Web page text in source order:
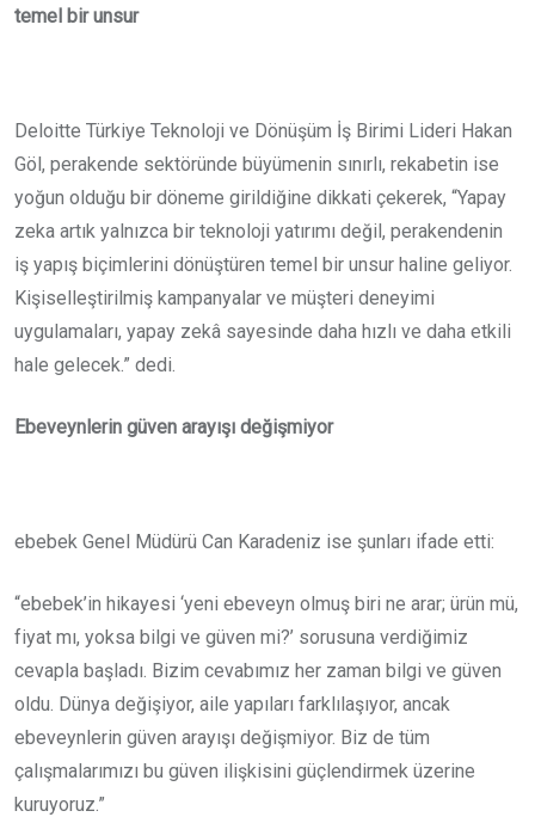
temel bir unsur
Deloitte Türkiye Teknoloji ve Dönüşüm İş Birimi Lideri Hakan
Göl, perakende sektöründe büyümenin sınırlı, rekabetin ise
yoğun olduğu bir döneme girildiğine dikkati çekerek, “Yapay
zeka artık yalnızca bir teknoloji yatırımı değil, perakendenin
iş yapış biçimlerini dönüştüren temel bir unsur haline geliyor.
Kişiselleştirilmiş kampanyalar ve müşteri deneyimi
uygulamaları, yapay zekâ sayesinde daha hızlı ve daha etkili
hale gelecek.” dedi.
Ebeveynlerin güven arayışı değişmiyor
ebebek Genel Müdürü Can Karadeniz ise şunları ifade etti:
“ebebek’in hikayesi ‘yeni ebeveyn olmuş biri ne arar; ürün mü,
fiyat mı, yoksa bilgi ve güven mi?’ sorusuna verdiğimiz
cevapla başladı. Bizim cevabımız her zaman bilgi ve güven
oldu. Dünya değişiyor, aile yapıları farklılaşıyor, ancak
ebeveynlerin güven arayışı değişmiyor. Biz de tüm
çalışmalarımızı bu güven ilişkisini güçlendirmek üzerine
kuruyoruz.”